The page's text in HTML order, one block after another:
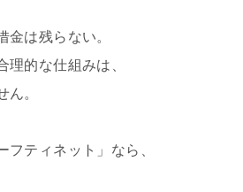
金は残らない。
理的な仕組みは、
ん。
フティネット」なら、